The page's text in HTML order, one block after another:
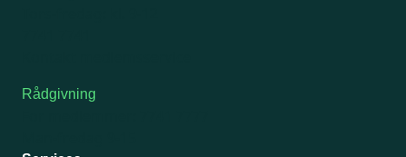
Rådgivning